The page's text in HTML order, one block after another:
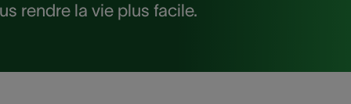
rendre la vie plus facile.